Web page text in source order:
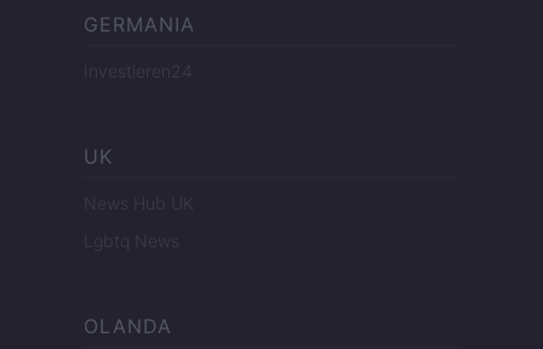
GERMANIA
Investieren24
UK
News Hub UK
Lgbtq News
OLANDA